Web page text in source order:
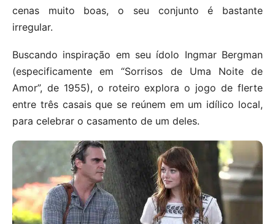
cenas muito boas, o seu conjunto é bastante
irregular.
Buscando inspiração em seu ídolo Ingmar Bergman
(especificamente em “Sorrisos de Uma Noite de
Amor”, de 1955), o roteiro explora o jogo de flerte
entre três casais que se reúnem em um idílico local,
para celebrar o casamento de um deles.